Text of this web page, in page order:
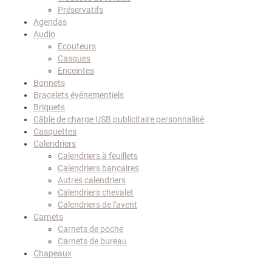
Préservatifs
Agendas
Audio
Ecouteurs
Casques
Enceintes
Bonnets
Bracelets événementiels
Briquets
Câble de charge USB publicitaire personnalisé
Casquettes
Calendriers
Calendriers à feuillets
Calendriers bancaires
Autres calendriers
Calendriers chevalet
Calendriers de l'avent
Carnets
Carnets de poche
Carnets de bureau
Chapeaux